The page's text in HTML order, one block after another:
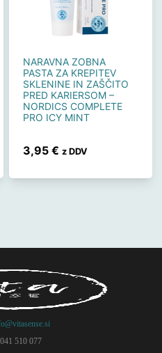
NARAVNA ZOBNA
PASTA ZA KREPITEV
SKLENINE IN ZAŠČITO
PRED KARIERSOM –
NORDICS COMPLETE
PRO ICY MINT
3,95€ z DDV
510 077